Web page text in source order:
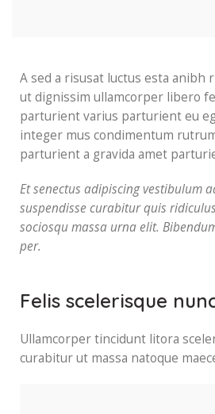
A sed a risusat luctus esta anibh
ut dignissim ullamcorper libero
parturient varius parturient eu
integer mus condimentum
parturient a gravida amet
Et senectus adipiscing
suspendisse curabitur quis
sociosqu massa urna elit.
per.
Felis scelerisque
Ullamcorper tincidunt litora
curabitur ut massa natoque